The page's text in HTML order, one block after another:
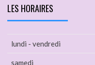
LES HORAIRES
lundi - vendredi
samedi